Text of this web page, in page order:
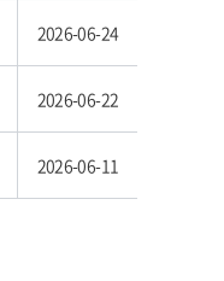
2026-06-24
2026-06-22
2026-06-11